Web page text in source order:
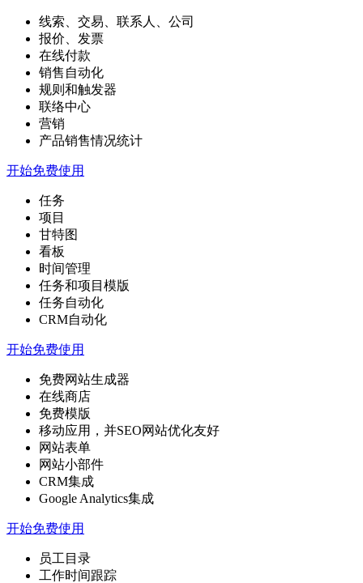
线索、交易、联系人、公司
报价、发票
在线付款
销售自动化
规则和触发器
联络中心
营销
产品销售情况统计
开始免费使用
任务
项目
甘特图
看板
时间管理
任务和项目模版
任务自动化
CRM自动化
开始免费使用
免费网站生成器
在线商店
免费模版
移动应用，并SEO网站优化友好
网站表单
网站小部件
CRM集成
Google Analytics集成
开始免费使用
员工目录
工作时间跟踪